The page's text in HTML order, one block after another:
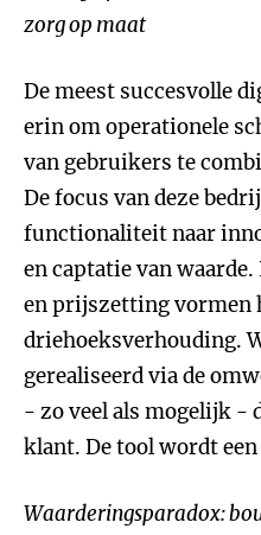
zorg op maat
De meest succesvolle
erin om operationele
van gebruikers te
De focus van deze
functionaliteit naar
en captatie van
en prijszetting vormen
driehoeksverhouding.
gerealiseerd via de
- zo veel als mogelijk -
klant. De tool wordt
Waarderingsparadox: